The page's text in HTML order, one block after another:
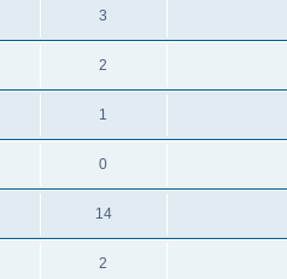
3
תגובות
צפיות
2
תגובות
צפיות
1
תגובות
צפיות
0
תגובות
צפיות
14
תגובות
צפיות
2